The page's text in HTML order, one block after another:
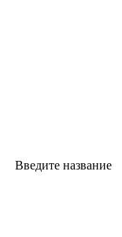
Введите название